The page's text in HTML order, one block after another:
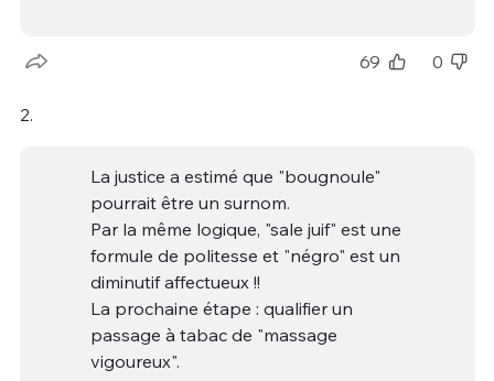
69 0
2.
La justice a estimé que "bougnoule"
pourrait être un surnom.
Par la même logique, "sale juif" est une
formule de politesse et "négro" est un
diminutif affectueux !!
La prochaine étape : qualifier un
passage à tabac de "massage
vigoureux".